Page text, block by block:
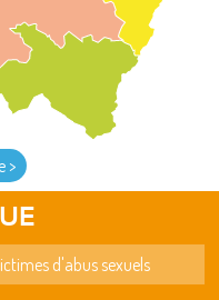
>
d'abus sexuels